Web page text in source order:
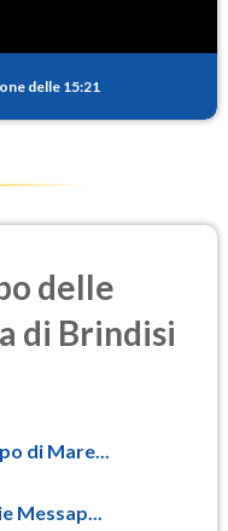
delle 15:21
delle
di Brindisi
di Mare...
Messap...